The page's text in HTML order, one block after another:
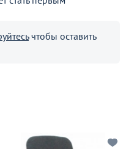
чтобы оставить